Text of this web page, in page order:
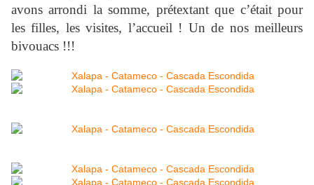
avons arrondi la somme, prétextant que c’était pour
les filles, les visites, l’accueil ! Un de nos meilleurs
bivouacs !!!